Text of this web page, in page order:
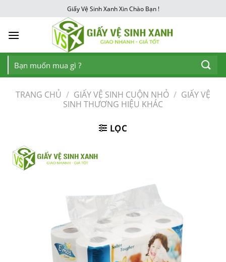
đến
nội
Giấy Vệ Sinh Xanh Xin Chào Bạn !
Tìm
kiếm:
TRANG CHỦ / GIẤY VỆ SINH CUỘN NHỎ / GIẤY VỆ
SINH THƯƠNG HIỆU KHÁC
LỌC